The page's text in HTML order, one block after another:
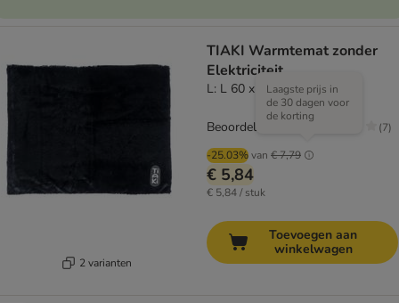
2 varianten
TIAKI Warmtemat zonder
Elektriciteit
L: L 60 x B 75 cm
-25.03%van € 7,79
Laagste prijs in
de 30 dagen voor
de korting
€ 5,84
€ 5,84 / stuk
Beoordeling: 1.9/5 (7)
Toevoegen aan
winkelwagen